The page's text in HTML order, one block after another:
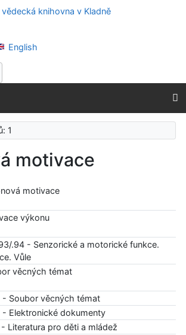
English
1
motivace
motivace
výkonu
.94 - Senzorické a motorické funkce.
Vůle
věcných témat
- Soubor věcných témat
- Elektronické dokumenty
- Literatura pro děti a mládež